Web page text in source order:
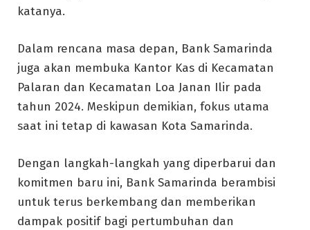
katanya.
Dalam rencana masa depan, Bank Samarinda
juga akan membuka Kantor Kas di Kecamatan
Palaran dan Kecamatan Loa Janan Ilir pada
tahun 2024. Meskipun demikian, fokus utama
saat ini tetap di kawasan Kota Samarinda.
Dengan langkah-langkah yang diperbarui dan
komitmen baru ini, Bank Samarinda berambisi
untuk terus berkembang dan memberikan
dampak positif bagi pertumbuhan dan